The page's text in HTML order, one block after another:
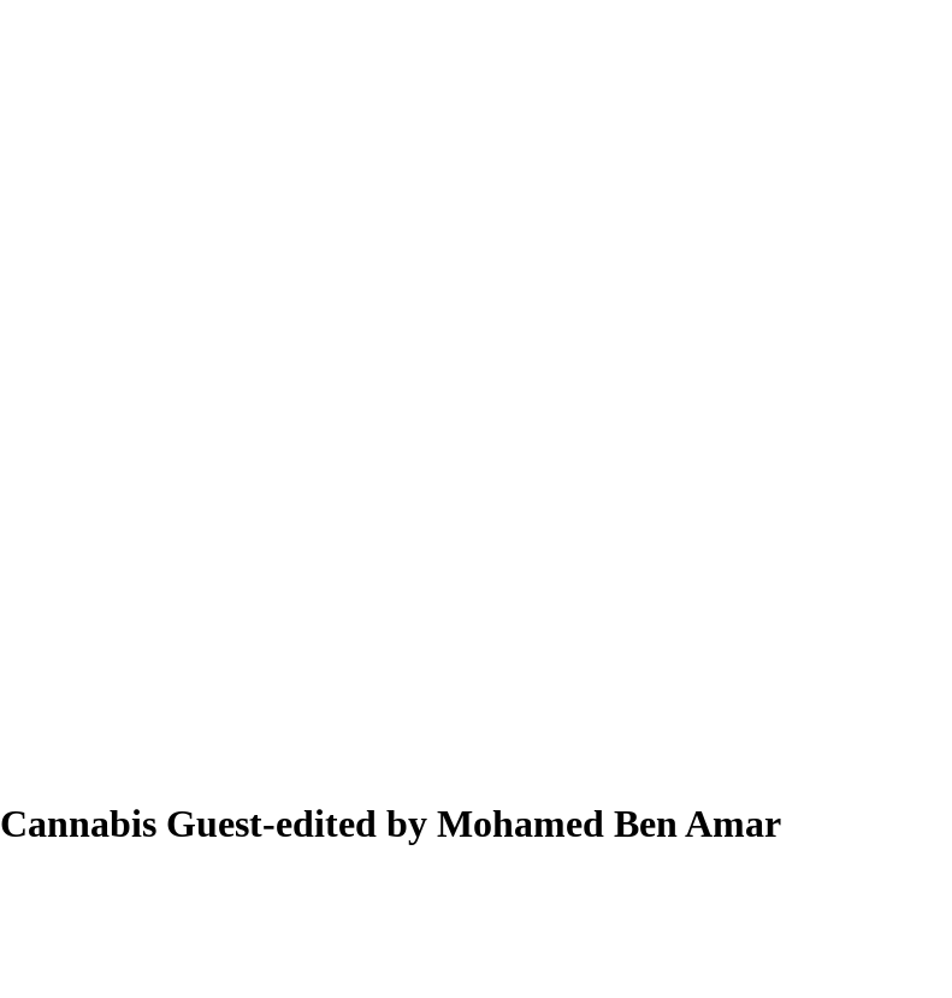
Cannabis Guest-edited by Mohamed Ben Amar